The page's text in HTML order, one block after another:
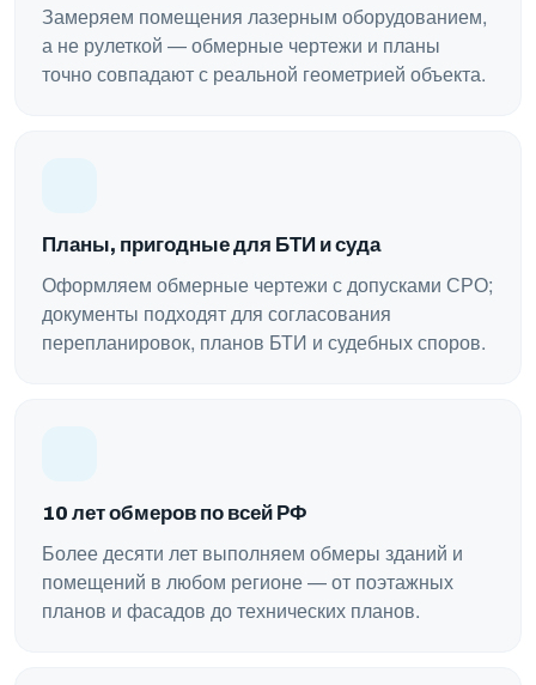
Замеряем помещения лазерным оборудованием,
а не рулеткой — обмерные чертежи и планы
точно совпадают с реальной геометрией объекта.
Планы, пригодные для БТИ и суда
Оформляем обмерные чертежи с допусками СРО;
документы подходят для согласования
перепланировок, планов БТИ и судебных споров.
10 лет обмеров по всей РФ
Более десяти лет выполняем обмеры зданий и
помещений в любом регионе — от поэтажных
планов и фасадов до технических планов.